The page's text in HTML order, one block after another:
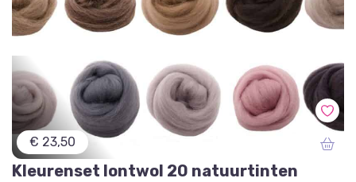
€ 23,50
Kleurenset lontwol 20 natuurtinten